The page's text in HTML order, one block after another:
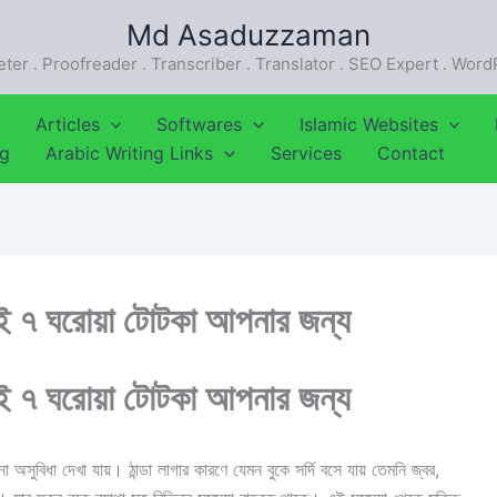
Md Asaduzzaman
. Proofreader . Transcriber . Translator . SEO Expert .
Articles Softwares Islamic Websites
Arabic Writing Links Services Contact
৭ ঘরোয়া টোটকা আপনার জন্য
৭ ঘরোয়া টোটকা আপনার জন্য
দেখা যায়। ঠান্ডা লাগার কারণে যেমন বুকে সর্দি বসে যায় তেমনি জ্বর,